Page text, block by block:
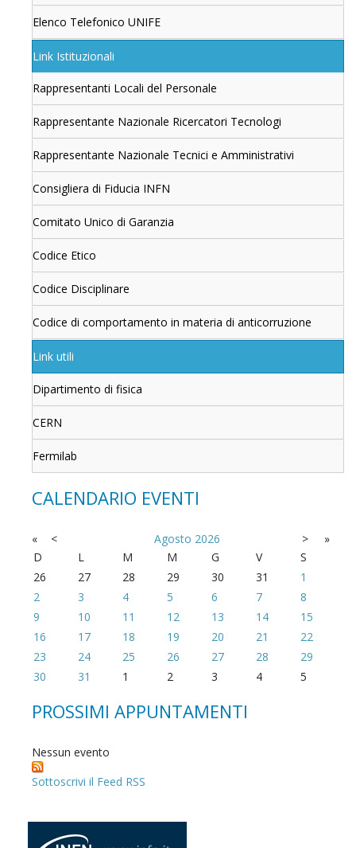
Elenco Telefonico UNIFE
Link Istituzionali
Rappresentanti Locali del Personale
Rappresentante Nazionale Ricercatori Tecnologi
Rappresentante Nazionale Tecnici e Amministrativi
Consigliera di Fiducia INFN
Comitato Unico di Garanzia
Codice Etico
Codice Disciplinare
Codice di comportamento in materia di anticorruzione
Link utili
Dipartimento di fisica
CERN
Fermilab
CALENDARIO EVENTI
« < Agosto 2026 >
»
D
L M M G V
S
26
27 28 29 30 31
1
2
3 4 5 6 7
8
9
10 11 12 13 14
15
16
17 18 19 20 21
22
23
24 25 26 27 28
29
30
31 1 2 3 4 5
PROSSIMI APPUNTAMENTI
Nessun evento
Sottoscrivi il Feed RSS